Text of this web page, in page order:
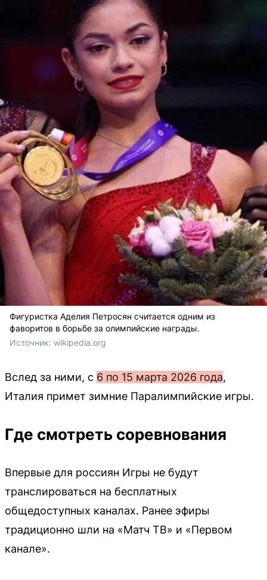
Фигуристка Аделия Петросян считается одним из
фаворитов в борьбе за олимпийские награды.
Источник: wikipedia.org
Вслед за ними, с 6 по 15 марта 2026 года,
Италия примет зимние Паралимпийские игры.
Где смотреть соревнования
Впервые для россиян Игры не будут
транслироваться на бесплатных
общедоступных каналах. Ранее эфиры
традиционно шли на «Матч ТВ» и «Первом
канале».